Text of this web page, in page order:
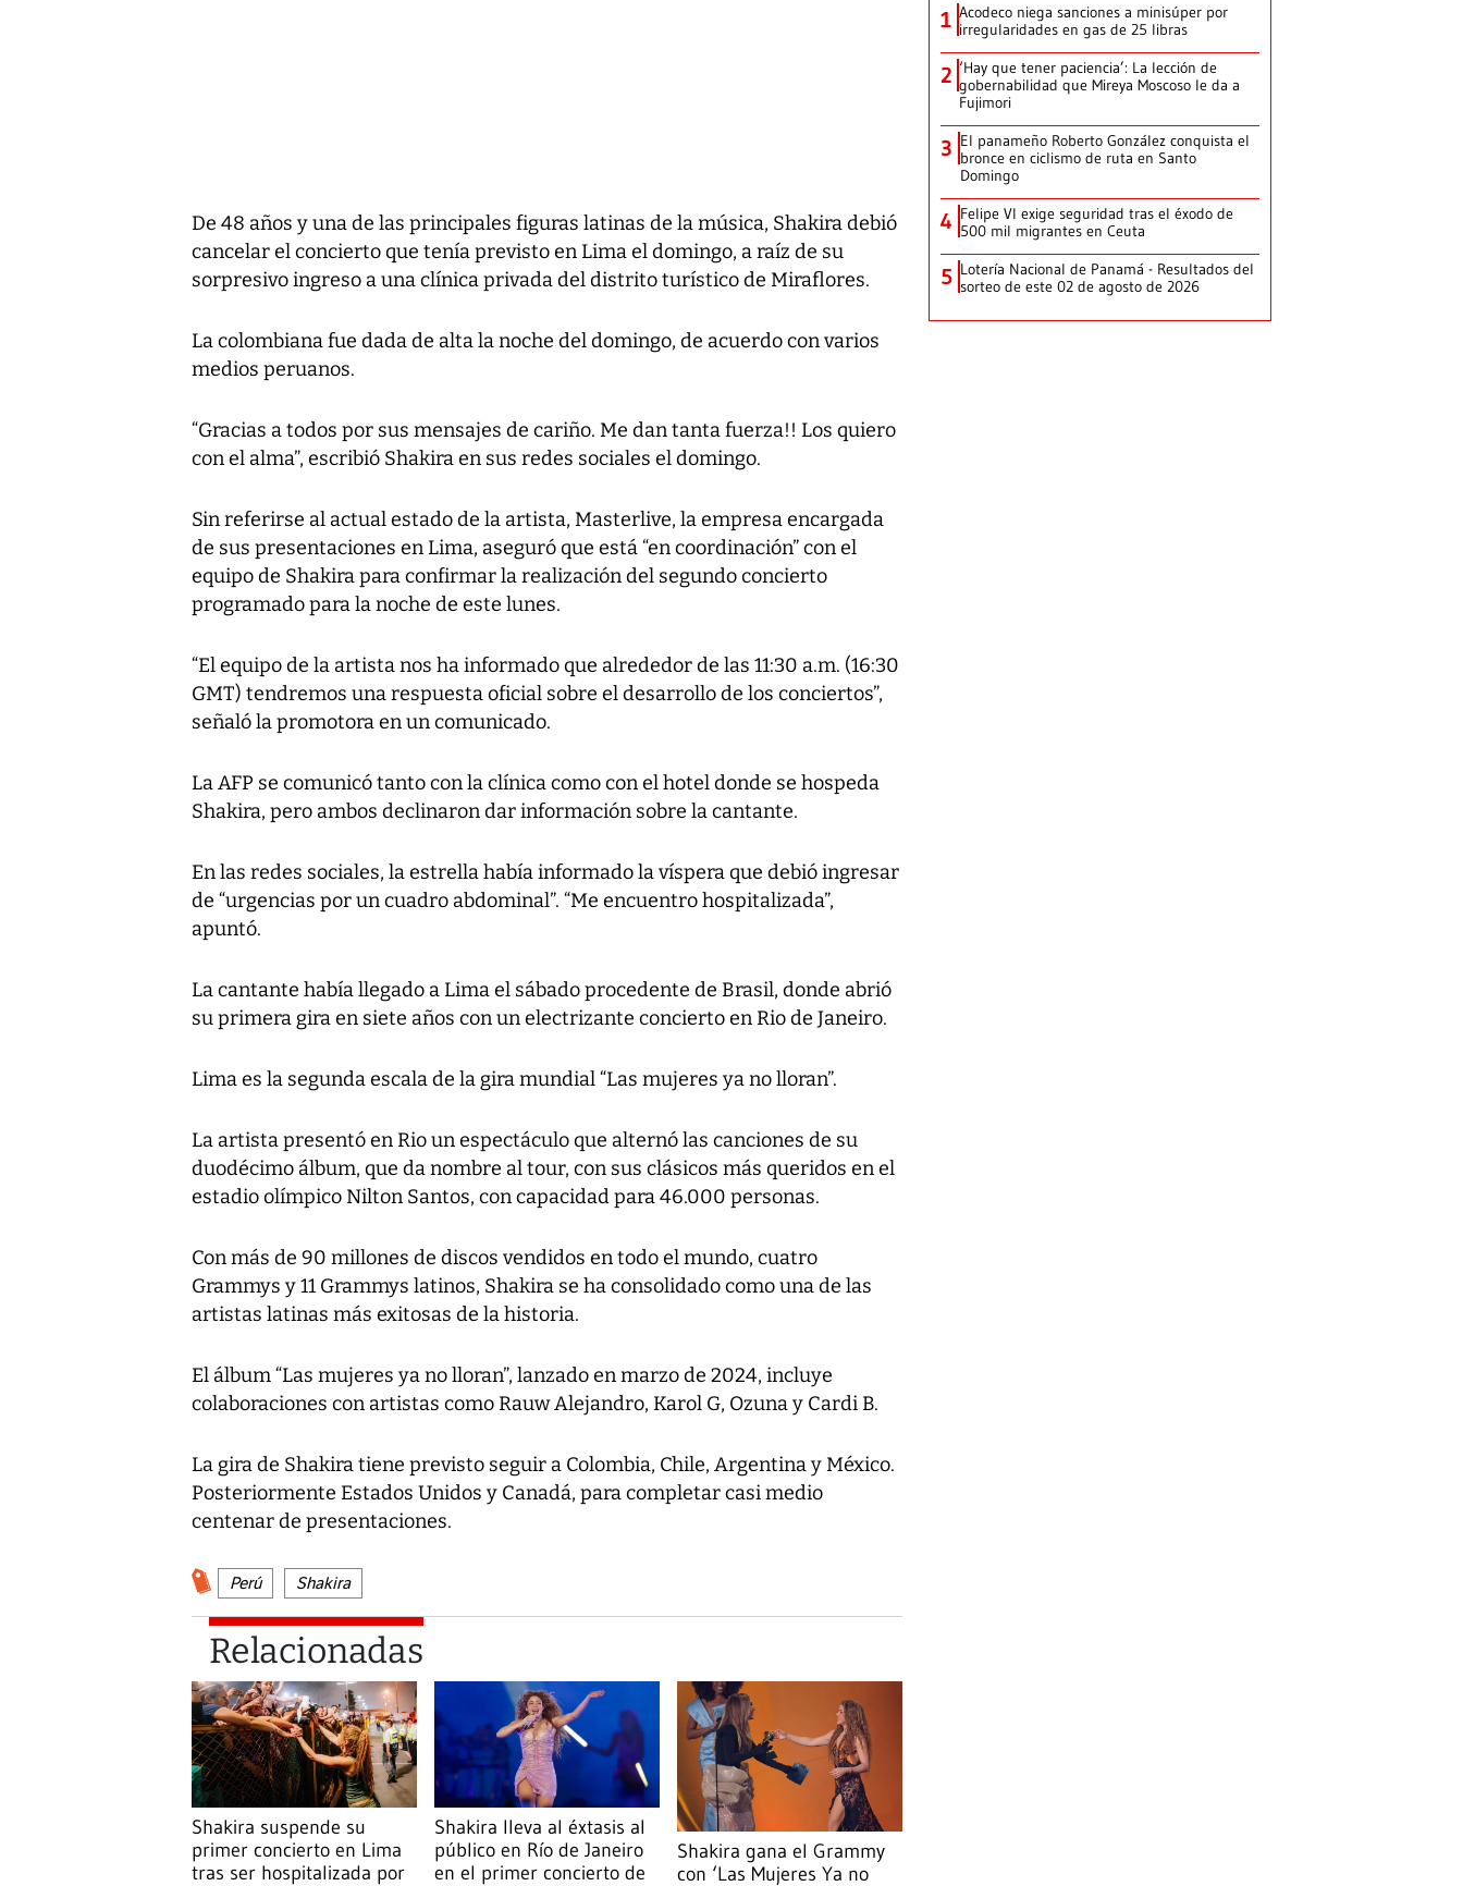
De 48 años y una de las principales figuras latinas de la música, Shakira debió
cancelar el concierto que tenía previsto en Lima el domingo, a raíz de su
sorpresivo ingreso a una clínica privada del distrito turístico de Miraflores.
La colombiana fue dada de alta la noche del domingo, de acuerdo con varios
medios peruanos.
“Gracias a todos por sus mensajes de cariño. Me dan tanta fuerza!! Los quiero
con el alma”, escribió Shakira en sus redes sociales el domingo.
Sin referirse al actual estado de la artista, Masterlive, la empresa encargada
de sus presentaciones en Lima, aseguró que está “en coordinación” con el
equipo de Shakira para confirmar la realización del segundo concierto
programado para la noche de este lunes.
“El equipo de la artista nos ha informado que alrededor de las 11:30 a.m. (16:30
GMT) tendremos una respuesta oficial sobre el desarrollo de los conciertos”,
señaló la promotora en un comunicado.
La AFP se comunicó tanto con la clínica como con el hotel donde se hospeda
Shakira, pero ambos declinaron dar información sobre la cantante.
En las redes sociales, la estrella había informado la víspera que debió ingresar
de “urgencias por un cuadro abdominal”. “Me encuentro hospitalizada”,
apuntó.
La cantante había llegado a Lima el sábado procedente de Brasil, donde abrió
su primera gira en siete años con un electrizante concierto en Rio de Janeiro.
Lima es la segunda escala de la gira mundial “Las mujeres ya no lloran”.
La artista presentó en Rio un espectáculo que alternó las canciones de su
duodécimo álbum, que da nombre al tour, con sus clásicos más queridos en el
estadio olímpico Nilton Santos, con capacidad para 46.000 personas.
Con más de 90 millones de discos vendidos en todo el mundo, cuatro
Grammys y 11 Grammys latinos, Shakira se ha consolidado como una de las
artistas latinas más exitosas de la historia.
El álbum “Las mujeres ya no lloran”, lanzado en marzo de 2024, incluye
colaboraciones con artistas como Rauw Alejandro, Karol G, Ozuna y Cardi B.
La gira de Shakira tiene previsto seguir a Colombia, Chile, Argentina y México.
Posteriormente Estados Unidos y Canadá, para completar casi medio
centenar de presentaciones.
Perú Shakira
Relacionadas
Shakira suspende su
primer concierto en Lima
tras ser hospitalizada por
Shakira lleva al éxtasis al
público en Río de Janeiro
en el primer concierto de
Shakira gana el Grammy
con ‘Las Mujeres Ya no
1 Acodeco niega sanciones a minisúper por
irregularidades en gas de 25 libras
2 ‘Hay que tener paciencia’: La lección de
gobernabilidad que Mireya Moscoso le da a
Fujimori
3 El panameño Roberto González conquista el
bronce en ciclismo de ruta en Santo
Domingo
4 Felipe VI exige seguridad tras el éxodo de
500 mil migrantes en Ceuta
5 Lotería Nacional de Panamá - Resultados del
sorteo de este 02 de agosto de 2026